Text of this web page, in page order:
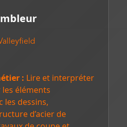
: Lire et interpréter
éléments
les dessins,
d’acier de